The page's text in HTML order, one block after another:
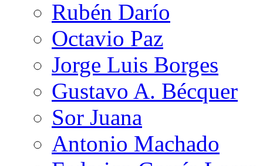
Rubén Darío
Octavio Paz
Jorge Luis Borges
Gustavo A. Bécquer
Sor Juana
Antonio Machado